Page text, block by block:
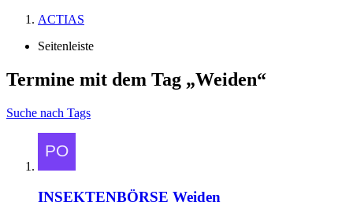
ACTIAS
Seitenleiste
Termine mit dem Tag „Weiden“
Suche nach Tags
INSEKTENBÖRSE Weiden